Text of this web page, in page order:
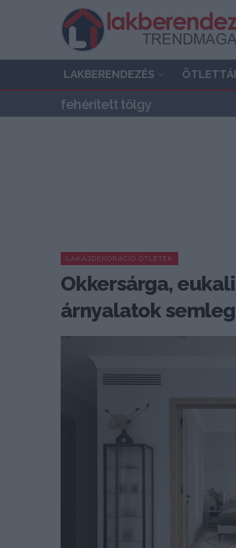
LAKBERENDEZÉS
fehérített tölgy
LAKÁSDEKORÁCIÓ ÖTLETEK
Okkersárga,
árnyalatok